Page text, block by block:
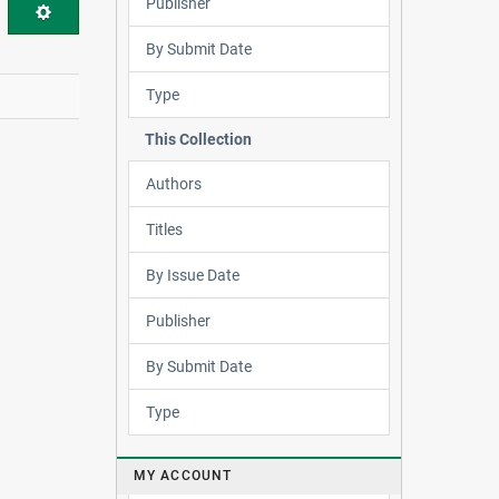
By Submit Date
Type
This Collection
Authors
Titles
By Issue Date
Publisher
By Submit Date
Type
MY ACCOUNT